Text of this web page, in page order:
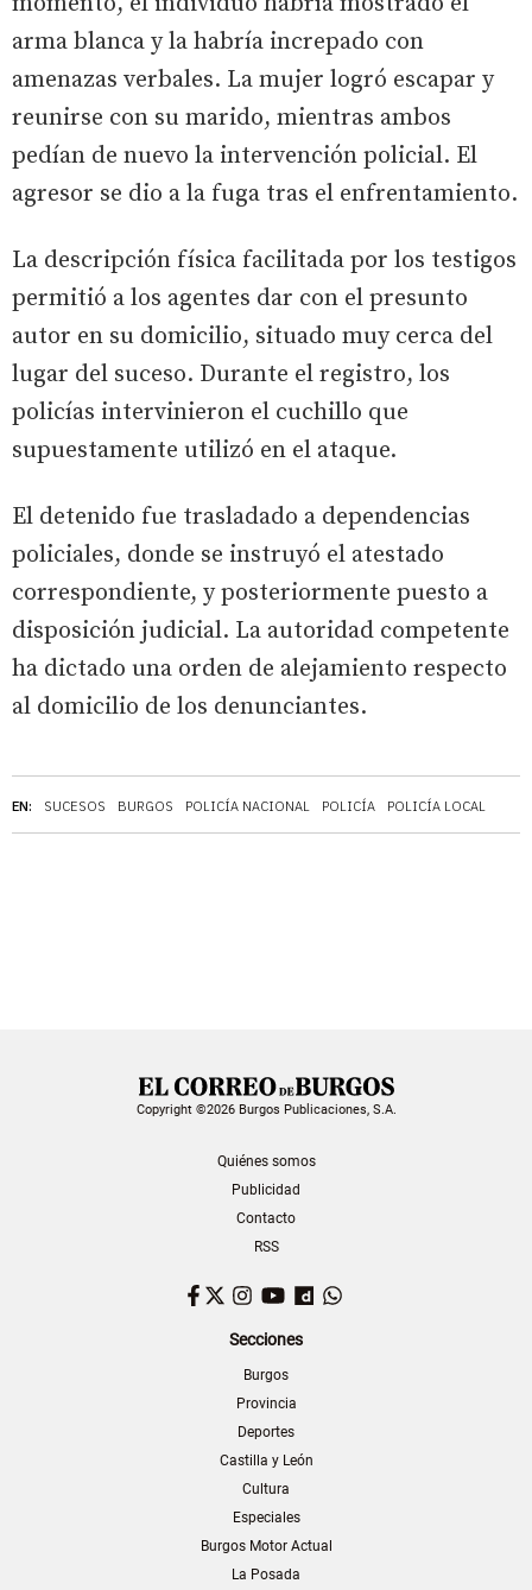
EN: SUCESOS BURGOS POLICÍA NACIONAL POLICÍA POLICÍA LOCAL
arma blanca y la habría increpado con
amenazas verbales. La mujer logró escapar y
reunirse con su marido, mientras ambos
pedían de nuevo la intervención policial. El
agresor se dio a la fuga tras el enfrentamiento.
La descripción física facilitada por los testigos
permitió a los agentes dar con el presunto
autor en su domicilio, situado muy cerca del
lugar del suceso. Durante el registro, los
policías intervinieron el cuchillo que
supuestamente utilizó en el ataque.
El detenido fue trasladado a dependencias
policiales, donde se instruyó el atestado
correspondiente, y posteriormente puesto a
disposición judicial. La autoridad competente
ha dictado una orden de alejamiento respecto
al domicilio de los denunciantes.
Copyright ©2026 Burgos Publicaciones, S.A.
Quiénes somos
Publicidad
Contacto
RSS
Facebook
TwitterInstagram
YouTubeDailymotion
Secciones
Burgos
Provincia
Deportes
Castilla y León
Cultura
Especiales
Burgos Motor Actual
La Posada